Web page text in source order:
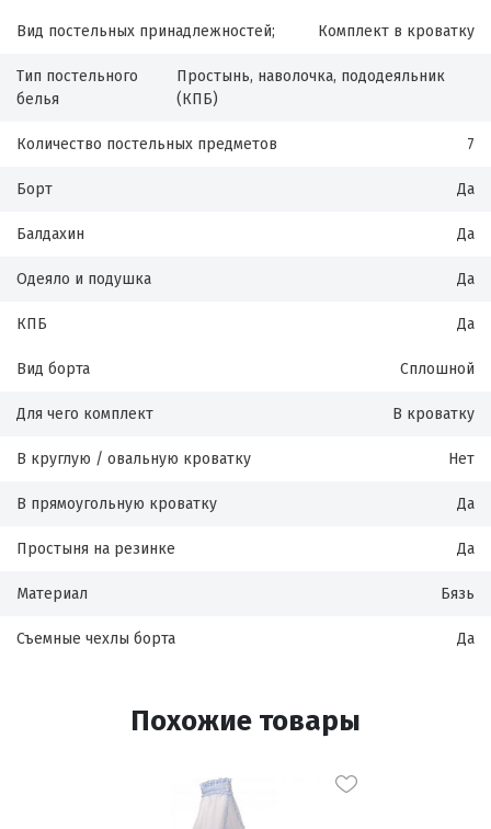
Вид постельных принадлежностей; Комплект в кроватку
Тип постельного
белья
Простынь, наволочка, пододеяльник
(КПБ)
Количество постельных предметов 7
Борт Да
Балдахин Да
Одеяло и подушка Да
КПБ Да
Вид борта Сплошной
Для чего комплект В кроватку
В круглую / овальную кроватку Нет
В прямоугольную кроватку Да
Простыня на резинке Да
Материал Бязь
Съемные чехлы борта Да
Похожие товары